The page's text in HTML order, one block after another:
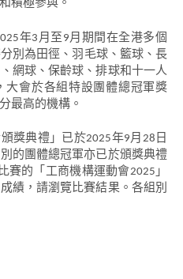
積極參與。
年3月至9月期間在全港多個
別為田徑、羽毛球、籃球、長
網球、保齡球、排球和十一人
大會於各組特設團體總冠軍獎
最高的機構。
獎典禮」已於2025年9月28日
的團體總冠軍亦已於頒獎典禮
賽的「工商機構運動會2025」
績，請瀏覽比賽結果。各組別